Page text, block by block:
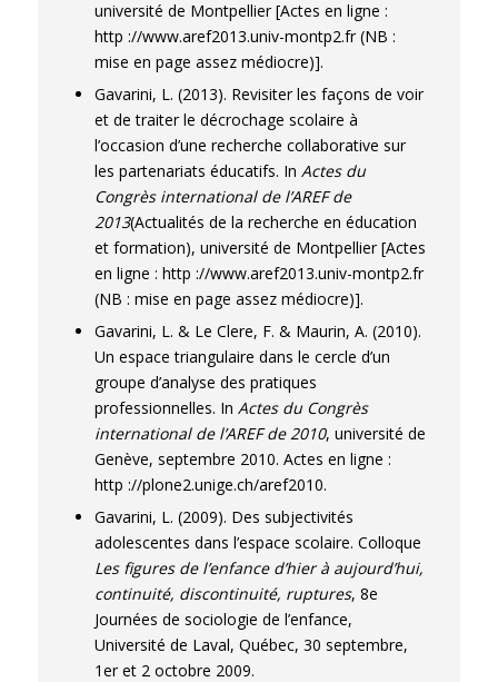
université de Montpellier [Actes en ligne :
http ://www.aref2013.univ-montp2.fr (NB :
mise en page assez médiocre)].
Gavarini, L. (2013). Revisiter les façons de voir
et de traiter le décrochage scolaire à
l’occasion d’une recherche collaborative sur
les partenariats éducatifs. In Actes du
Congrès international de l’AREF de
2013(Actualités de la recherche en éducation
et formation), université de Montpellier [Actes
en ligne : http ://www.aref2013.univ-montp2.fr
(NB : mise en page assez médiocre)].
Gavarini, L. & Le Clere, F. & Maurin, A. (2010).
Un espace triangulaire dans le cercle d’un
groupe d’analyse des pratiques
professionnelles. In Actes du Congrès
international de l’AREF de 2010, université de
Genève, septembre 2010. Actes en ligne :
http ://plone2.unige.ch/aref2010.
Gavarini, L. (2009). Des subjectivités
adolescentes dans l’espace scolaire. Colloque
Les figures de l’enfance d’hier à aujourd’hui,
continuité, discontinuité, ruptures, 8e
Journées de sociologie de l’enfance,
Université de Laval, Québec, 30 septembre,
1er et 2 octobre 2009.